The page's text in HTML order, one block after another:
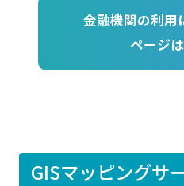
金融機関の利用
ページ
GISマッピングサ